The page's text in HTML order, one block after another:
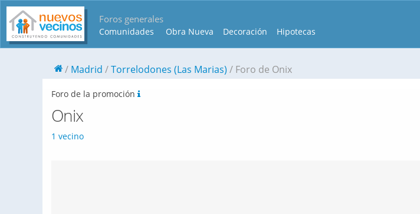
Foros generales
Comunidades Obra Nueva Decoración Hipotecas
Madrid Torrelodones (Las Marias) Foro de Onix
Foro de la promoción
Onix
1 vecino